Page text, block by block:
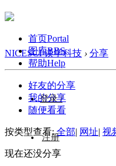
首页Portal
图库BBS
帮助Help
登录 /
注册
NICESCI 镁学科技 › 分享
好友的分享
我的分享
随便看看
按类型查看:全部| 网址| 视
现在还没分享